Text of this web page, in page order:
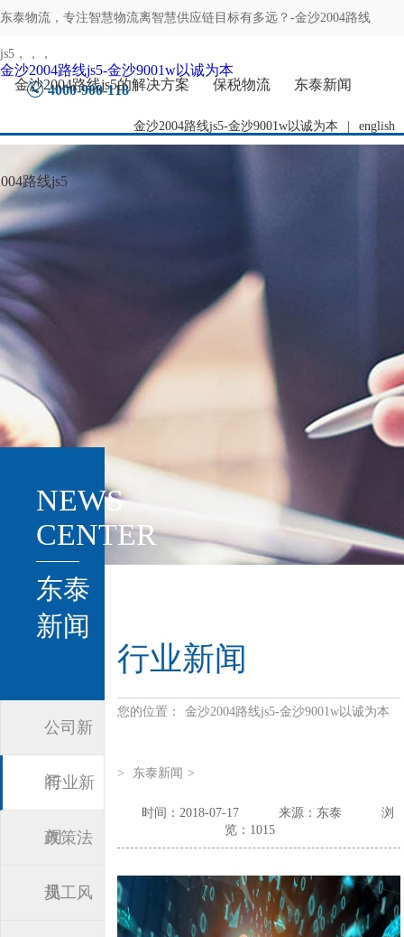
东泰物流，专注智慧物流离智慧供应链目标有多远？-金沙2004路线
js5 ，，，
4000-900-118
金沙2004路线js5-金沙9001w以诚为本 english
金沙2004路线js5-金沙9001w以诚为本
金沙2004路线js5的解决方案
保税物流 东泰新闻
路线js5
NEWS
CENTER
东泰
新闻
公司新
闻
行业新
闻
政策法
规
员工风
行业新闻
您的位置： 金沙2004路线js5-金沙9001w以诚为本
> 东泰新闻 >
时间：2018-07-17 来源：东泰
浏
览：1015